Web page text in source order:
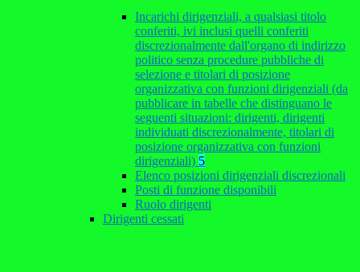
Incarichi dirigenziali, a qualsiasi titolo
conferiti, ivi inclusi quelli conferiti
discrezionalmente dall'organo di indirizzo
politico senza procedure pubbliche di
selezione e titolari di posizione
organizzativa con funzioni dirigenziali (da
pubblicare in tabelle che distinguano le
seguenti situazioni: dirigenti, dirigenti
individuati discrezionalmente, titolari di
posizione organizzativa con funzioni
dirigenziali) 5
Elenco posizioni dirigenziali discrezionali
Posti di funzione disponibili
Ruolo dirigenti
Dirigenti cessati